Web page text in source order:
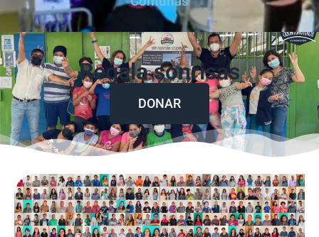
Regala sonrisas
DONAR